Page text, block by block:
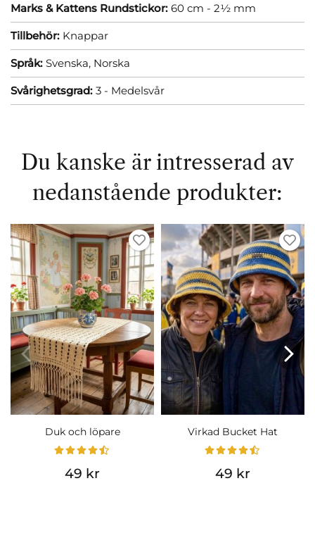
Marks & Kattens Rundstickor: 60 cm - 2½ mm
Tillbehör: Knappar
Språk: Svenska, Norska
Svårighetsgrad: 3 - Medelsvår
Du kanske är intresserad av
nedanstående produkter:
Duk och löpare
49 kr
Virkad Bucket Hat
49 kr